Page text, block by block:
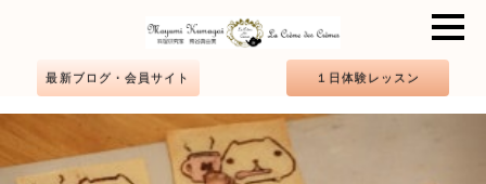
１日体験レッスン
最新ブログ・会員サイト